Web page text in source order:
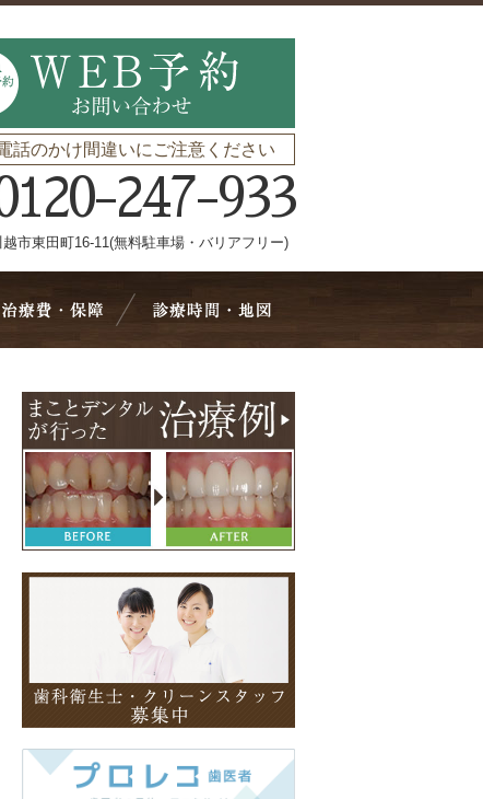
話のかけ間違いにご注意ください
247-933
市東田町16-11(無料駐車場・バリアフリー)
メニュー 治療費・保証